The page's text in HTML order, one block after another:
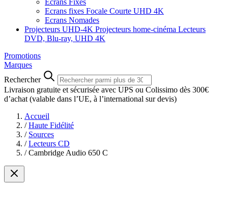
Ecrans Fixes
Ecrans fixes Focale Courte UHD 4K
Ecrans Nomades
Projecteurs UHD-4K Projecteurs home-cinéma Lecteurs
DVD, Blu-ray, UHD 4K
Promotions
Marques
Rechercher
Livraison gratuite et sécurisée avec UPS ou Colissimo dès 300€
d’achat (valable dans l’UE, à l’international sur devis)
Accueil
/ Haute Fidélité
/ Sources
/ Lecteurs CD
/ Cambridge Audio 650 C